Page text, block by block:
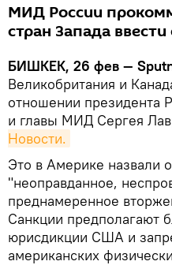
МИД России
стран Запада
БИШКЕК, 26 фев —
Великобритания и
отношении президента
и главы МИД Сергея
Новости.
Это в Америке назвали
"неоправданное,
преднамеренное
Санкции предполагают
юрисдикции США и
американских